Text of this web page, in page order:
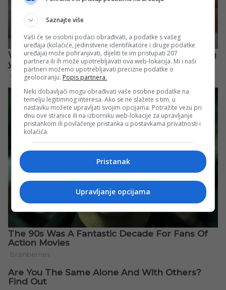
Saznajte više
Vaši će se osobni podaci obrađivati, a podatke s vašeg
uređaja (kolačiće, jedinstvene identifikatore i druge podatke
uređaja) može pohranjivati, dijeliti te im pristupati 207
partnera ili ih može upotrebljavati ova web-lokacija. Mi i naši
partneri možemo upotrebljavati precizne podatke o
geolociranju. Popis partnera.
Neki dobavljači mogu obrađivati vaše osobne podatke na
temelju legitimnog interesa. Ako se ne slažete s tim, u
nastavku možete upravljati svojim opcijama. Potražite vezu pri
dnu ove stranice ili na izborniku web-lokacije za upravljanje
pristankom ili povlačenje pristanka u postavkama privatnosti i
kolačića.
Pristanak
Upravljanje opcijama